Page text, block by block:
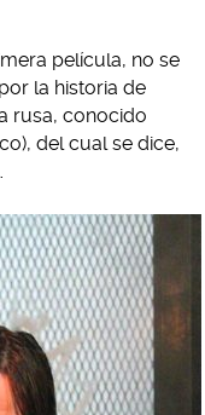
película, no se
la historia de
rusa, conocido
del cual se dice,